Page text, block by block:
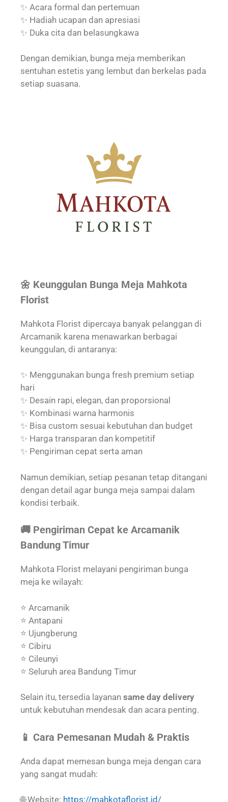
✨ Acara formal dan pertemuan
✨ Hadiah ucapan dan apresiasi
✨ Duka cita dan belasungkawa
Dengan demikian, bunga meja memberikan
sentuhan estetis yang lembut dan berkelas pada
setiap suasana.
🌼 Keunggulan Bunga Meja Mahkota
Florist
Mahkota Florist dipercaya banyak pelanggan di
Arcamanik karena menawarkan berbagai
keunggulan, di antaranya:
✨ Menggunakan bunga fresh premium setiap
hari
✨ Desain rapi, elegan, dan proporsional
✨ Kombinasi warna harmonis
✨ Bisa custom sesuai kebutuhan dan budget
✨ Harga transparan dan kompetitif
✨ Pengiriman cepat serta aman
Namun demikian, setiap pesanan tetap ditangani
dengan detail agar bunga meja sampai dalam
kondisi terbaik.
🚚 Pengiriman Cepat ke Arcamanik
Bandung Timur
Mahkota Florist melayani pengiriman bunga
meja ke wilayah:
⭐ Arcamanik
⭐ Antapani
⭐ Ujungberung
⭐ Cibiru
⭐ Cileunyi
⭐ Seluruh area Bandung Timur
Selain itu, tersedia layanan same day delivery
untuk kebutuhan mendesak dan acara penting.
📱 Cara Pemesanan Mudah & Praktis
Anda dapat memesan bunga meja dengan cara
yang sangat mudah:
🌐 Website: https://mahkotaflorist.id/